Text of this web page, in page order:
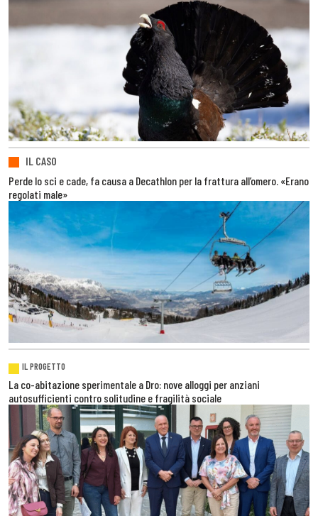
IL CASO
Perde lo sci e cade, fa causa a Decathlon per la frattura all’omero. «Erano
regolati male»
IL PROGETTO
La co-abitazione sperimentale a Dro: nove alloggi per anziani
autosufficienti contro solitudine e fragilità sociale